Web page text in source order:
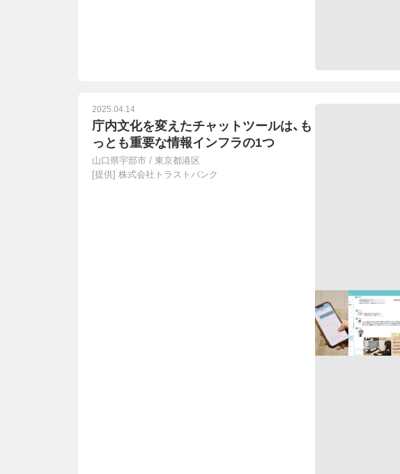
2025.04.14
庁内文化を変えたチャットツールは、も
っとも重要な情報インフラの1つ
山口県宇部市 / 東京都港区
[提供] 株式会社トラストバンク